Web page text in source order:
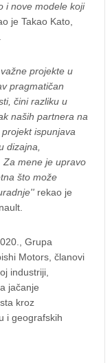
i nove modele koji
je Takao Kato,
projekte u
pragmatičan
čini razliku u
naših partnera na
ispunjava
dizajna,
Za mene je upravo
što može
rekao je
Grupa
Motors, članovi
industriji,
jačanje
kroz
i geografskih